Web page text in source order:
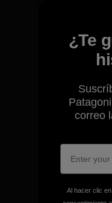
Visita
¿Te
correo
Al hacer clic